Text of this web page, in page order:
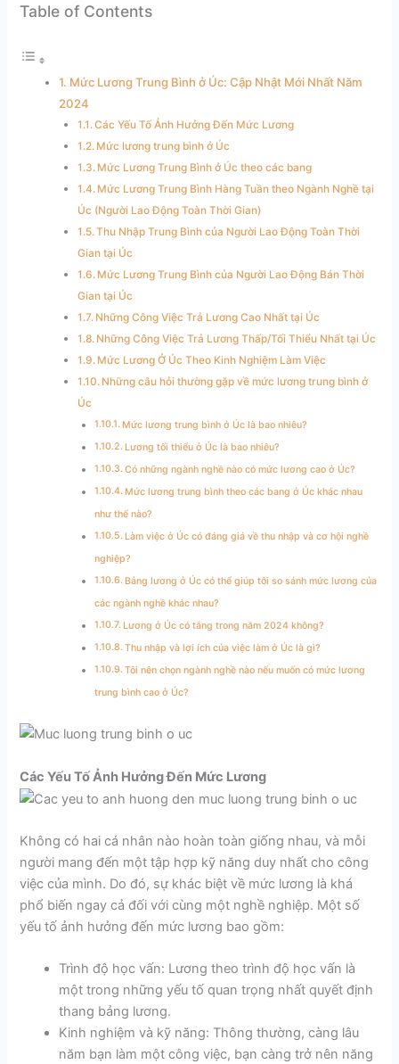
Table of Contents
Mức Lương Trung Bình ở Úc: Cập Nhật Mới Nhất Năm
2024
Các Yếu Tố Ảnh Hưởng Đến Mức Lương
Mức lương trung bình ở Úc
Mức Lương Trung Bình ở Úc theo các bang
Mức Lương Trung Bình Hàng Tuần theo Ngành Nghề tại
Úc (Người Lao Động Toàn Thời Gian)
Thu Nhập Trung Bình của Người Lao Động Toàn Thời
Gian tại Úc
Mức Lương Trung Bình của Người Lao Động Bán Thời
Gian tại Úc
Những Công Việc Trả Lương Cao Nhất tại Úc
Những Công Việc Trả Lương Thấp/Tối Thiểu Nhất tại Úc
Mức Lương Ở Úc Theo Kinh Nghiệm Làm Việc
Những câu hỏi thường gặp về mức lương trung bình ở
Úc
Mức lương trung bình ở Úc là bao nhiêu?
Lương tối thiểu ở Úc là bao nhiêu?
Có những ngành nghề nào có mức lương cao ở Úc?
Mức lương trung bình theo các bang ở Úc khác nhau
như thế nào?
Làm việc ở Úc có đáng giá về thu nhập và cơ hội nghề
nghiệp?
Bảng lương ở Úc có thể giúp tôi so sánh mức lương của
các ngành nghề khác nhau?
Lương ở Úc có tăng trong năm 2024 không?
Thu nhập và lợi ích của việc làm ở Úc là gì?
Tôi nên chọn ngành nghề nào nếu muốn có mức lương
trung bình cao ở Úc?
Các Yếu Tố Ảnh Hưởng Đến Mức Lương
Không có hai cá nhân nào hoàn toàn giống nhau, và mỗi
người mang đến một tập hợp kỹ năng duy nhất cho công
việc của mình. Do đó, sự khác biệt về mức lương là khá
phổ biến ngay cả đối với cùng một nghề nghiệp. Một số
yếu tố ảnh hưởng đến mức lương bao gồm:
Trình độ học vấn: Lương theo trình độ học vấn là
một trong những yếu tố quan trọng nhất quyết định
thang bảng lương.
Kinh nghiệm và kỹ năng: Thông thường, càng lâu
năm bạn làm một công việc, bạn càng trở nên năng